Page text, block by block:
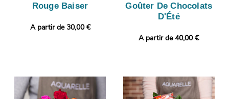
Rouge Baiser
A partir de 30,00 €
Goûter De Chocolats
D'Été
A partir de 40,00 €